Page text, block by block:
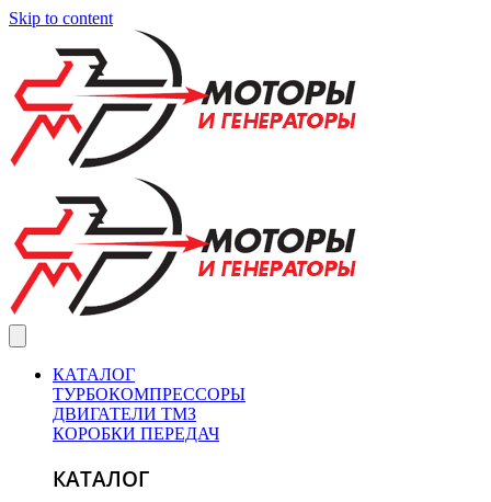
Skip to content
КАТАЛОГ
ТУРБОКОМПРЕССОРЫ
ДВИГАТЕЛИ ТМЗ
КОРОБКИ ПЕРЕДАЧ
КАТАЛОГ